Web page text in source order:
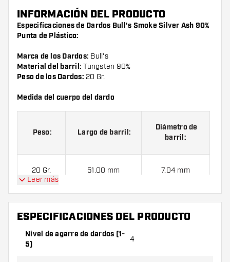
INFORMACIÓN DEL PRODUCTO
Especificaciones de Dardos Bull's Smoke Silver Ash 90%
Punta de Plástico:
Marca de los Dardos: Bull's
Material del barril: Tungsten 90%
Peso de los Dardos: 20 Gr.
Medida del cuerpo del dardo
Peso: Largo de barril:
Diámetro de
barril:
20 Gr. 51.00 mm 7.04 mm
Dardos Bull's Smoke Silver Ash 90% Punta de Plástico
contienen:1 juego de dardos (3 cuerpos), 1 juego de cañas
(3 cañas) y 1 juego de plumas (3 plumas).
Leer más
ESPECIFICACIONES DEL PRODUCTO
Nivel de agarre de dardos (1-
5)
4